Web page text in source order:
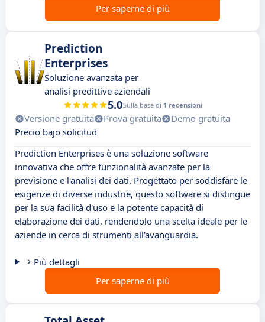
Per saperne di più
Prediction
Enterprises
Soluzione avanzata per
analisi predittive aziendali
5.0Sulla base di 1 recensioni
Versione gratuita Prova gratuita
Demo gratuita
Precio bajo solicitud
Prediction Enterprises è una soluzione software
innovativa che offre funzionalità avanzate per la
previsione e l'analisi dei dati. Progettato per soddisfare le
esigenze di diverse industrie, questo software si distingue
per la sua facilità d'uso e la potente capacità di
elaborazione dei dati, rendendolo una scelta ideale per le
aziende in cerca di strumenti all'avanguardia.
Più dettagli
Per saperne di più